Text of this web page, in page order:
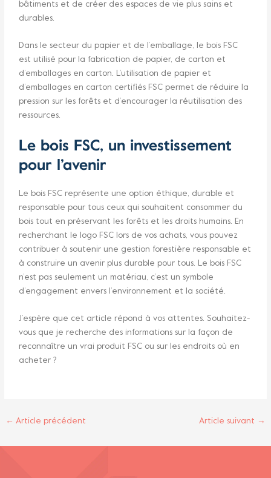
bâtiments et de créer des espaces de vie plus sains et
durables.
Dans le secteur du papier et de l’emballage, le bois FSC
est utilisé pour la fabrication de papier, de carton et
d’emballages en carton. L’utilisation de papier et
d’emballages en carton certifiés FSC permet de réduire la
pression sur les forêts et d’encourager la réutilisation des
ressources.
Le bois FSC, un investissement
pour l’avenir
Le bois FSC représente une option éthique, durable et
responsable pour tous ceux qui souhaitent consommer du
bois tout en préservant les forêts et les droits humains. En
recherchant le logo FSC lors de vos achats, vous pouvez
contribuer à soutenir une gestion forestière responsable et
à construire un avenir plus durable pour tous. Le bois FSC
n’est pas seulement un matériau, c’est un symbole
d’engagement envers l’environnement et la société.
J’espère que cet article répond à vos attentes. Souhaitez-
vous que je recherche des informations sur la façon de
reconnaître un vrai produit FSC ou sur les endroits où en
acheter ?
← Article précédent Article suivant →